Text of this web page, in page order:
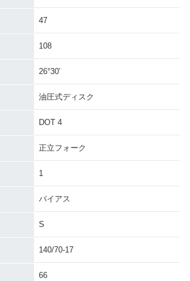
47
108
26°30′
油圧式ディスク
DOT 4
正立フォーク
1
バイアス
S
140/70-17
66